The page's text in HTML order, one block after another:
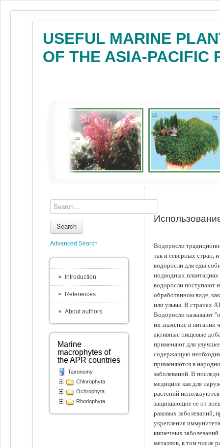
USEFUL MARINE
OF THE ASIA-PACIFIC
Водоросли
так и северных стран,
водоросли для еды
подводных
водоросли поступают
обработанном виде,
или ульвы. В странах
Водоросли называют
их значение в питании
активные пищевые
применяют для
содержащую
применяются в
заболеваний. В
медицине как для
растений
защищающие ее от
раковых заболеваний,
укрепления
кишечных
металлов, в том числе
Search
Advanced Search
Introduction
References
About authors
Marine
macrophytes of
the APR countries
Taxonomy
Chlorophyta
Ochrophyta
Rhodophyta